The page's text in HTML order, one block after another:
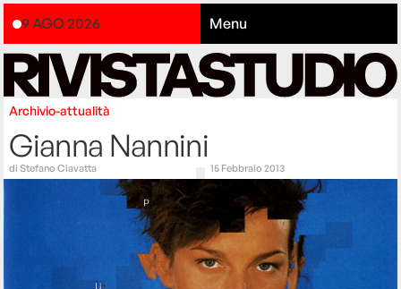
9 AGO 2026 Menu
Archivio-attualità
Gianna Nannini
diStefano Ciavatta 15 Febbraio 2013